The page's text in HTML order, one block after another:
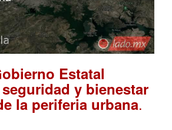
Estatal
y bienestar
la periferia urbana.